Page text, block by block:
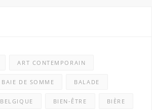
ART CONTEMPORAIN
BAIE DE SOMME BALADE
BELGIQUE BIEN-ÊTRE BIÈRE